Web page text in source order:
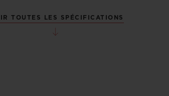
TOUTES LES SPÉCIFICATIONS